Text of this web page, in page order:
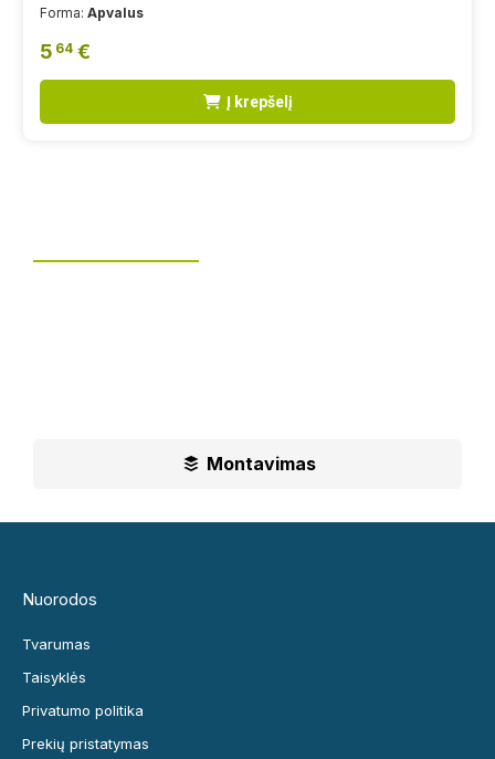
Forma: Apvalus
5 64 €
Į krepšelį
Montavimas
Nuorodos
Tvarumas
Taisyklės
Privatumo politika
Prekių pristatymas